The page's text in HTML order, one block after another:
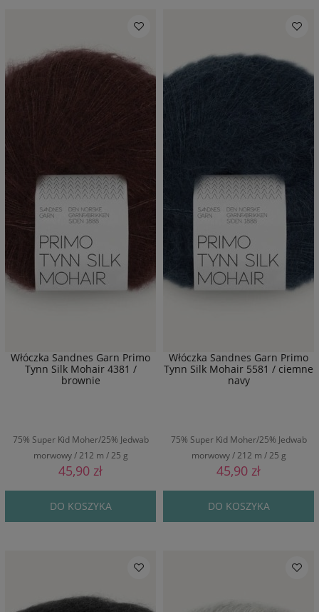
Włóczka Sandnes Garn Primo
Tynn Silk Mohair 4381 /
brownie
75% Super Kid Moher/25% Jedwab
morwowy / 212 m / 25 g
45,90 zł
DO KOSZYKA
Włóczka Sandnes Garn Primo
Tynn Silk Mohair 5581 / ciemne
navy
75% Super Kid Moher/25% Jedwab
morwowy / 212 m / 25 g
45,90 zł
DO KOSZYKA